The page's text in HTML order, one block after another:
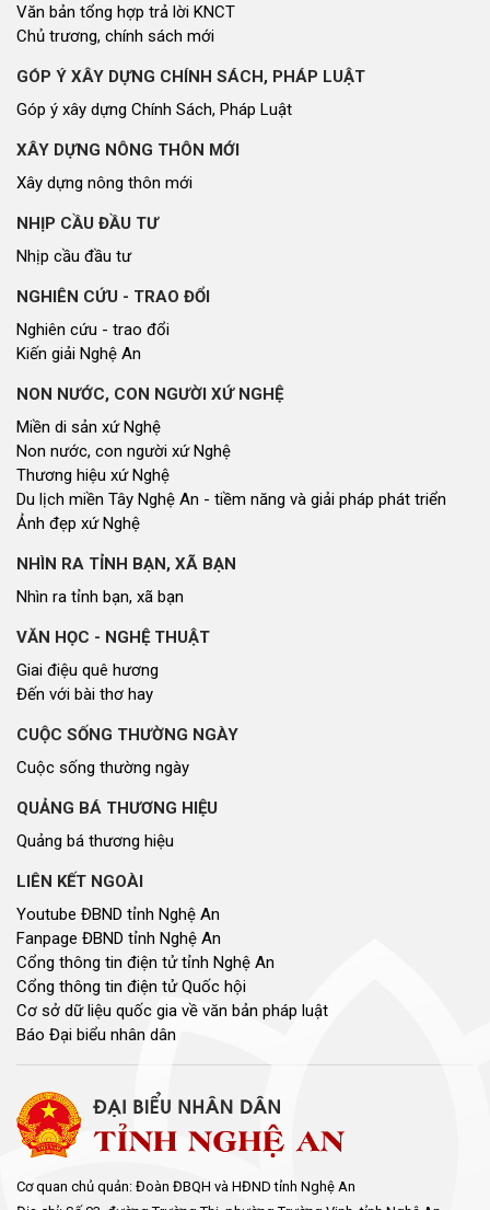
Văn bản tổng hợp trả lời KNCT
Chủ trương, chính sách mới
GÓP Ý XÂY DỰNG CHÍNH SÁCH, PHÁP LUẬT
Góp ý xây dựng Chính Sách, Pháp Luật
XÂY DỰNG NÔNG THÔN MỚI
Xây dựng nông thôn mới
NHỊP CẦU ĐẦU TƯ
Nhịp cầu đầu tư
NGHIÊN CỨU - TRAO ĐỔI
Nghiên cứu - trao đổi
Kiến giải Nghệ An
NON NƯỚC, CON NGƯỜI XỨ NGHỆ
Miền di sản xứ Nghệ
Non nước, con người xứ Nghệ
Thương hiệu xứ Nghệ
Du lịch miền Tây Nghệ An - tiềm năng và giải pháp phát triển
Ảnh đẹp xứ Nghệ
NHÌN RA TỈNH BẠN, XÃ BẠN
Nhìn ra tỉnh bạn, xã bạn
VĂN HỌC - NGHỆ THUẬT
Giai điệu quê hương
Đến với bài thơ hay
CUỘC SỐNG THƯỜNG NGÀY
Cuộc sống thường ngày
QUẢNG BÁ THƯƠNG HIỆU
Quảng bá thương hiệu
LIÊN KẾT NGOÀI
Youtube ĐBND tỉnh Nghệ An
Fanpage ĐBND tỉnh Nghệ An
Cổng thông tin điện tử tỉnh Nghệ An
Cổng thông tin điện tử Quốc hội
Cơ sở dữ liệu quốc gia về văn bản pháp luật
Báo Đại biểu nhân dân
Cơ quan chủ quản: Đoàn ĐBQH và HĐND tỉnh Nghệ An